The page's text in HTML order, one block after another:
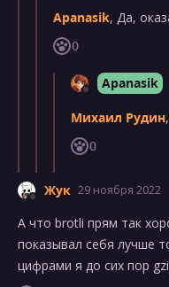
Apanasik, Да,
0
Apanasik
Михаил Рудин
0
Жук 29 ноября 2022
А что brotli прям так
показывал себя лучше
цифрами я до сих пор